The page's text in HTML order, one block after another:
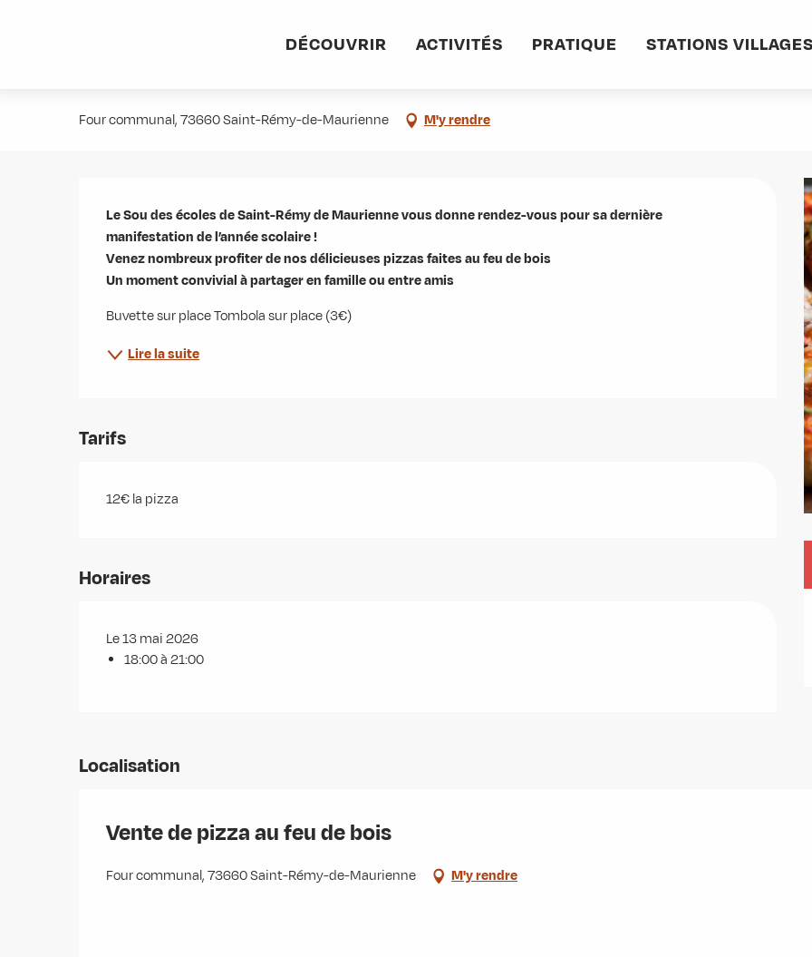
DÉCOUVRIR ACTIVITÉS PRATIQUE STATIONS VILLAGES
Four communal, 73660 Saint-Rémy-de-Maurienne M'y rendre
Description
Le Sou des écoles de Saint-Rémy de Maurienne vous donne rendez-vous pour sa dernière
manifestation de l’année scolaire !
Venez nombreux profiter de nos délicieuses pizzas faites au feu de bois
Un moment convivial à partager en famille ou entre amis
Buvette sur place Tombola sur place (3€)
Lire la suite
Tarifs
12€ la pizza
Horaires
Le 13 mai 2026
18:00 à 21:00
Localisation
Vente de pizza au feu de bois
Four communal, 73660 Saint-Rémy-de-Maurienne M'y rendre